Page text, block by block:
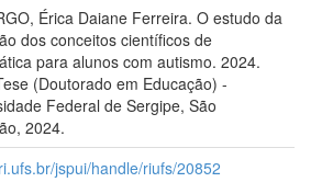
Érica Daiane Ferreira. O estudo da
dos conceitos científicos de
para alunos com autismo. 2024.
(Doutorado em Educação) -
Federal de Sergipe, São
2024.
jspui/handle/riufs/20852